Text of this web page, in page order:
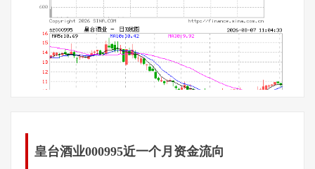
皇台酒业000995近一个月资金流向